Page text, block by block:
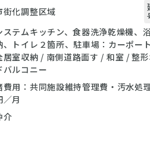
街化調整区域
ステムキッチン、食器洗浄乾燥機、
、トイレ２箇所、駐車場：カーポ
居室収納 / 南側道路面す / 和室 / 整
バルコニー
費用：共同施設維持管理費・汚水処
／月
介